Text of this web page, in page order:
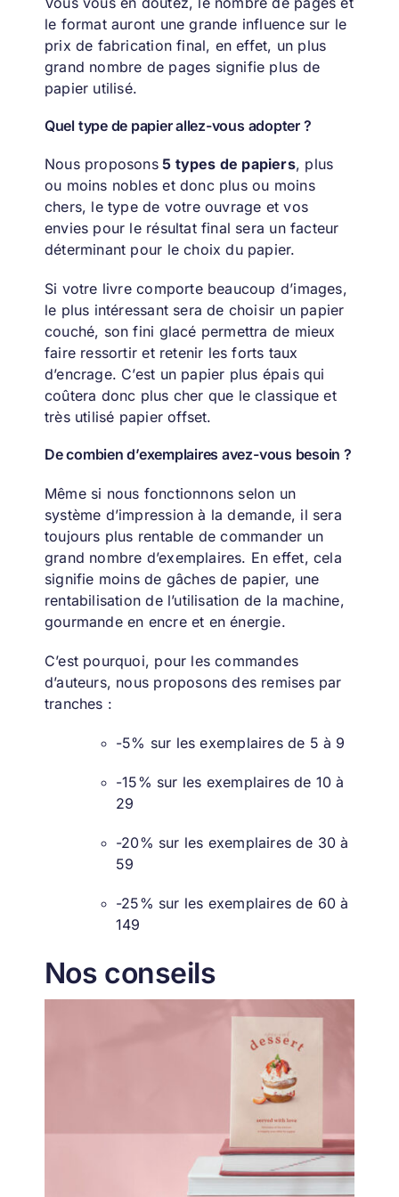
le format auront une grande influence sur le
prix de fabrication final, en effet, un plus
grand nombre de pages signifie plus de
papier utilisé.
Quel type de papier allez-vous adopter ?
Nous proposons5 types de papiers, plus
ou moins nobles et donc plus ou moins
chers, le type de votre ouvrage et vos
envies pour le résultat final sera un facteur
déterminant pour le choix du papier.
Si votre livre comporte beaucoup d’images,
le plus intéressant sera de choisir un papier
couché, son fini glacé permettra de mieux
faire ressortir et retenir les forts taux
d’encrage. C’est un papier plus épais qui
coûtera donc plus cher que le classique et
très utilisé papier offset.
De combien d’exemplaires avez-vous besoin ?
Même si nous fonctionnons selon un
système d’impression à la demande, il sera
toujours plus rentable de commander un
grand nombre d’exemplaires. En effet, cela
signifie moins de gâches de papier, une
rentabilisation de l’utilisation de la machine,
gourmande en encre et en énergie.
C’est pourquoi, pour les commandes
d’auteurs, nous proposons des remises par
tranches :
-5% sur les exemplaires de 5 à 9
-15% sur les exemplaires de 10 à
29
-20% sur les exemplaires de 30 à
59
-25% sur les exemplaires de 60 à
149
Nos conseils